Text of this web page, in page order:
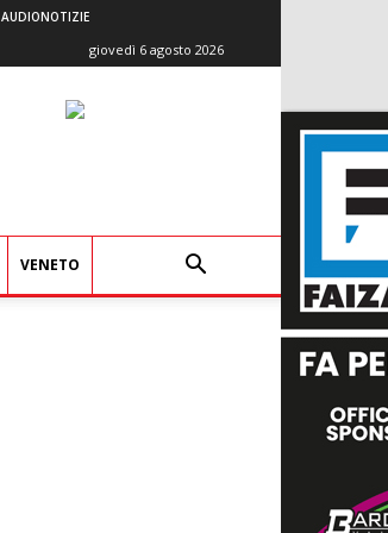
AUDIONOTIZIE
giovedì 6 agosto 2026
VENETO